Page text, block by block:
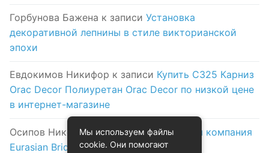
Горбунова Бажена к записи Установка
декоративной лепнины в стиле викторианской
эпохи
Евдокимов Никифор к записи Купить C325 Карниз
Orac Decor Полиуретан Orac Decor по низкой цене
в интернет-магазине
Осипов Николак записиЛогистическая компания
Eurasian Bridge в Астане: надежность и
Мы используем файлы
cookie. Они помогают